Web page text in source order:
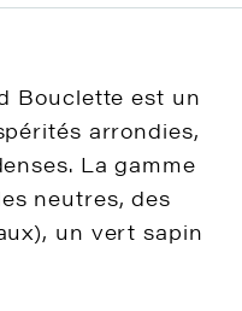
Bouclette est un
arrondies,
La gamme
neutres, des
un vert sapin